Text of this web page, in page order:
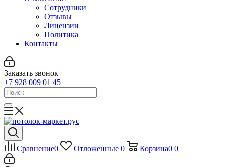
Сотрудники
Отзывы
Лицензии
Политика
Контакты
Заказать звонок
+7 928 009 01 45
Сравнение0 Отложенные 0 Корзина0 0